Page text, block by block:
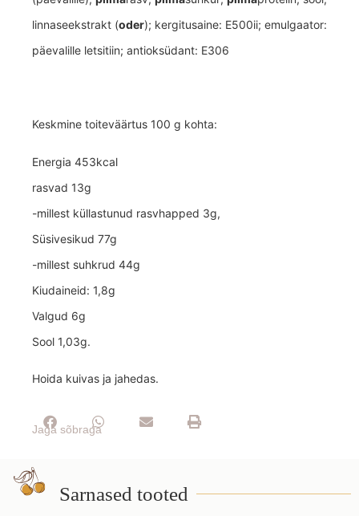
linnaseekstrakt (oder); kergitusaine: E500ii; emulgaator:
päevalille letsitiin; antioksüdant: E306
Keskmine toiteväärtus 100 g kohta:
Energia 453kcal
rasvad 13g
-millest küllastunud rasvhapped 3g,
Süsivesikud 77g
-millest suhkrud 44g
Kiudaineid: 1,8g
Valgud 6g
Sool 1,03g.
Hoida kuivas ja jahedas.
Jaga sõbraga
Sarnased tooted